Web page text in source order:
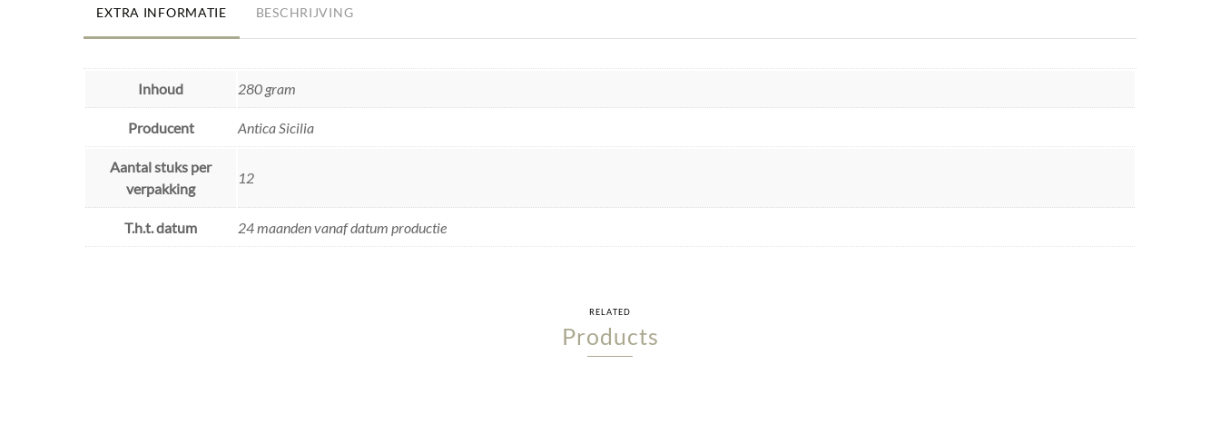
EXTRA INFORMATIE BESCHRIJVING
Inhoud 280 gram
Producent Antica Sicilia
Aantal stuks per
verpakking
12
T.h.t. datum 24 maanden vanaf datum productie
RELATED
Products